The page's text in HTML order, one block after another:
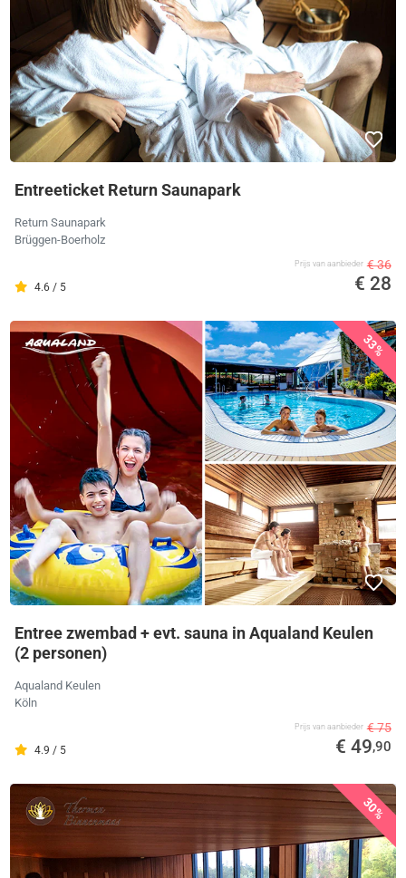
Entreeticket Return Saunapark
Return Saunapark
Brüggen-Boerholz
4.6 / 5
Prijs van aanbieder € 36
€ 28
33%
Entree zwembad + evt. sauna in Aqualand Keulen
(2 personen)
Aqualand Keulen
Köln
4.9 / 5
Prijs van aanbieder € 75
€ 49,90
30%